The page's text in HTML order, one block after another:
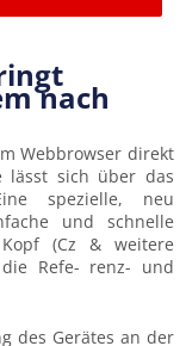
nach
Webbrowser direkt
lässt sich über das
spezielle, neu
und schnelle
(Cz & weitere
Refe- renz- und
des Gerätes an der